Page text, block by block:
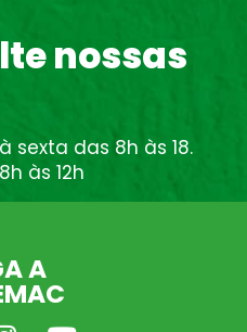
nossas
sexta das 8h às 18.
às 12h
A